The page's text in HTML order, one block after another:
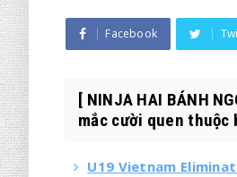
Facebook
[ NINJA HAI BÁNH
mắc cười quen
U19 Vietnam